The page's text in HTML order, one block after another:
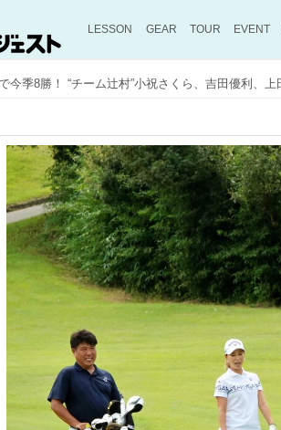
LESSON GEAR TOUR EVENT